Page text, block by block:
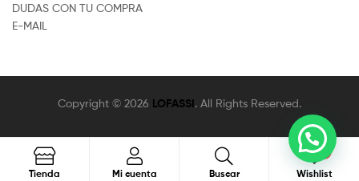
DUDAS CON TU COMPRA
E-MAIL
Copyright © 2026 LOFASSI. All Rights Reserved.
Tienda Mi cuenta Buscar Buscar
Wishlist
0